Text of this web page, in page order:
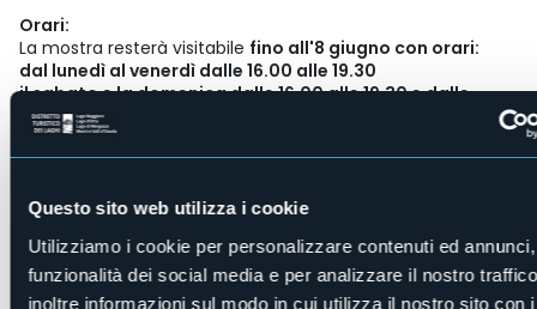
Questo sito web utilizza i cookie
Utilizziamo i cookie per personalizzare contenuti ed
funzionalità dei social media e per analizzare il nostro
inoltre informazioni sul modo in cui utilizza il nostro sito con
Orari:
La mostra resterà visitabile fino all'8 giugno con orari:
dal lunedì al venerdì dalle 16.00 alle 19.30
il sabato e la domenica dalle 16.00 alle 19.30 e dalle
20.00 alle 22.00
Luogo dell'evento
Centro Culturale La Fabbrica
Telefono
+39 0324 575611